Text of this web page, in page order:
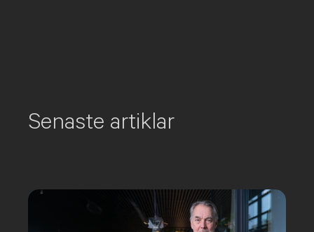
Senaste artiklar